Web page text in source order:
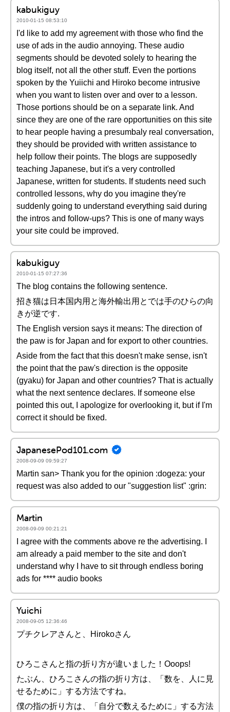
kabukiguy
2010-01-15 08:53:10
I'd like to add my agreement with those who find the
use of ads in the audio annoying. These audio
segments should be devoted solely to hearing the
blog itself, not all the other stuff. Even the portions
spoken by the Yuiichi and Hiroko become intrusive
when you want to listen over and over to a lesson.
Those portions should be on a separate link. And
since they are one of the rare opportunities on this site
to hear people having a presumbaly real conversation,
they should be provided with written assistance to
help follow their points. The blogs are supposedly
teaching Japanese, but it's a very controlled
Japanese, written for students. If students need such
controlled lessons, why do you imagine they're
suddenly going to understand everything said during
the intros and follow-ups? This is one of many ways
your site could be improved.
kabukiguy
2010-01-15 07:27:36
The blog contains the following sentence.
招き猫は日本国内用と海外輸出用とでは手のひらの向
きが逆です.
The English version says it means: The direction of
the paw is for Japan and for export to other countries.
Aside from the fact that this doesn't make sense, isn't
the point that the paw's direction is the opposite
(gyaku) for Japan and other countries? That is actually
what the next sentence declares. If someone else
pointed this out, I apologize for overlooking it, but if I'm
correct it should be fixed.
JapanesePod101.com
2008-09-09 09:59:27
Martin san> Thank you for the opinion :dogeza: your
request was also added to our "suggestion list" :grin:
Martin
2008-09-09 00:21:21
I agree with the comments above re the advertising. I
am already a paid member to the site and don't
understand why I have to sit through endless boring
ads for **** audio books
Yuichi
2008-09-05 12:36:46
プチクレアさんと、Hirokoさん
ひろこさんと指の折り方が違いました！Ooops!
たぶん、ひろこさんの指の折り方は、「数を、人に見
せるために」する方法ですね。
僕の指の折り方は、「自分で数えるために」する方法